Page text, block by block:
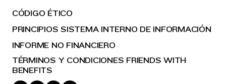
CÓDIGO ÉTICO
PRINCIPIOS SISTEMA INTERNO DE INFORMACIÓN
INFORME NO FINANCIERO
TÉRMINOS Y CONDICIONES FRIENDS WITH
BENEFITS